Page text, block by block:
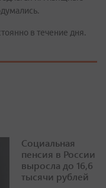
в течение дня.
Социальная
пенсия в России
выросла до 16,6
тысячи рублей